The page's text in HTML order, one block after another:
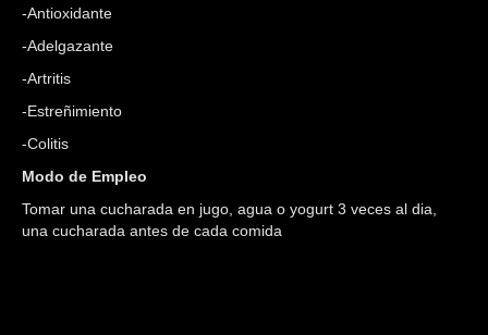
-Antioxidante
-Adelgazante
-Artritis
-Estreñimiento
-Colitis
Modo de Empleo
Tomar una cucharada en jugo, agua o yogurt 3 veces al dia,
una cucharada antes de cada comida